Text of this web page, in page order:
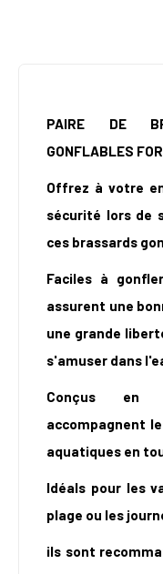
PAIRE DE
GONFLABLES
Offrez à votre
sécurité lors de
ces brassards
Faciles à
assurent une
une grande
s'amuser dans
Conçus en
accompagnent
aquatiques en
Idéals pour les
plage ou les
ils sont